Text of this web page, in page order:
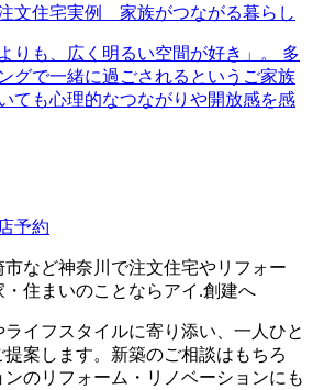
文住宅実例 家族がつながる暮らし
りも、広く明るい空間が好き」。 多
グで一緒に過ごされるというご家族
ても心理的なつながりや開放感を感
予約
など神奈川で注文住宅やリフォー
・住まいのことならアイ.創建へ
イフスタイルに寄り添い、一人ひと
案します。新築のご相談はもちろ
のリフォーム・リノベーションにも